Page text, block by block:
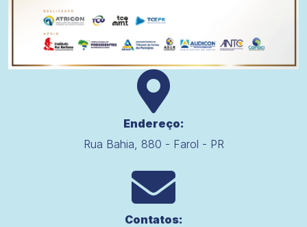
Endereço:
Rua Bahia, 880 - Farol - PR
Contatos: